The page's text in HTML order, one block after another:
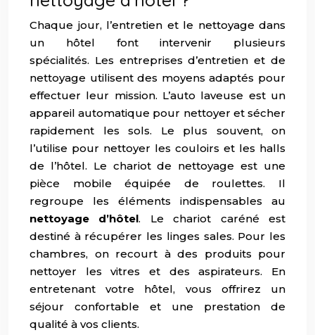
Chaque jour, l’entretien et le nettoyage dans
un hôtel font intervenir plusieurs
spécialités. Les entreprises d’entretien et de
nettoyage utilisent des moyens adaptés pour
effectuer leur mission. L’auto laveuse est un
appareil automatique pour nettoyer et sécher
rapidement les sols. Le plus souvent, on
l’utilise pour nettoyer les couloirs et les halls
de l’hôtel. Le chariot de nettoyage est une
pièce mobile équipée de roulettes. Il
regroupe les éléments indispensables au
nettoyage d’hôtel. Le chariot caréné est
destiné à récupérer les linges sales. Pour les
chambres, on recourt à des produits pour
nettoyer les vitres et des aspirateurs. En
entretenant votre hôtel, vous offrirez un
séjour confortable et une prestation de
qualité à vos clients.